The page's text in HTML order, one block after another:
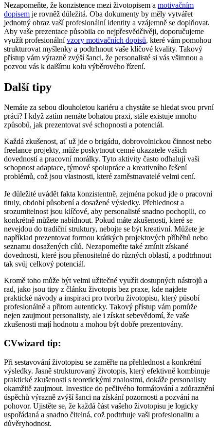
Nezapomeňte, že konzistence mezi životopisem a motivačním
dopisem je rovněž důležitá. Oba dokumenty by měly vytvářet
jednotný obraz vaší profesionální identity a vzájemně se doplňovat.
Aby vaše prezentace působila co nejpřesvědčivěji, doporučujeme
využít profesionálnívzory motivačních dopisů, které vám pomohou
strukturovat myšlenky a podtrhnout vaše klíčové kvality. Takový
přístup vám výrazně zvýší šanci, že personalisté si vás všimnou a
pozvou vás k dalšímu kolu výběrového řízení.
Další tipy
Nemáte za sebou dlouholetou kariéru a chystáte se hledat svou první
práci? I když zatím nemáte bohatou praxi, stále existuje mnoho
způsobů, jak prezentovat své schopnosti a potenciál.
Každá zkušenost, ať už jde o brigádu, dobrovolnickou činnost nebo
freelance projekty, může poskytnout cenné ukazatele vašich
dovedností a pracovní morálky. Tyto aktivity často odhalují vaši
schopnost adaptace, týmové spolupráce a kreativního řešení
problémů, což jsou vlastnosti, které zaměstnavatelé velmi cení.
Je důležité uvádět fakta konzistentně, zejména pokud jde o pracovní
tituly, období působení a dosažené výsledky. Přehlednost a
srozumitelnost jsou klíčové, aby personalisté snadno pochopili, co
konkrétně můžete nabídnout. Pokud máte zkušenosti, které se
nevejdou do tradiční struktury, nebojte se být kreativní. Můžete je
například prezentovat formou krátkých projektových příběhů nebo
seznamu dosažených cílů. Nezapomeňte také zmínit získané
dovednosti, které jsou přenositelné do různých oblastí, a podtrhnout
tak svůj celkový potenciál.
Kromě toho může být velmi užitečné využít dostupných nástrojů a
rad, jako jsou tipy z článku životopis bez praxe, kde najdete
praktické návody a inspiraci pro tvorbu životopisu, který působí
profesionálně a přitom autenticky. Takový přístup vám pomůže
nejen zaujmout personalisty, ale i získat sebevědomí, že vaše
zkušenosti mají hodnotu a mohou být dobře prezentovány.
CVwizard tip:
Při sestavování životopisu se zaměřte na přehlednost a konkrétní
výsledky. Jasně strukturovaný životopis, který efektivně kombinuje
praktické zkušenosti s teoretickými znalostmi, dokáže personalisty
okamžitě zaujmout. Investice do pečlivého formátování a zdůraznění
úspěchů výrazně zvýší šanci na získání pozornosti a pozvání na
pohovor. Ujistěte se, že každá část vašeho životopisu je logicky
uspořádaná a snadno čitelná, což podtrhuje vaši profesionalitu a
důvěryhodnost.